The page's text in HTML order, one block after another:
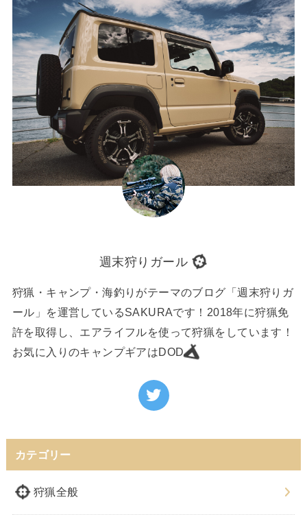
週末狩りガール
狩猟・キャンプ・海釣りがテーマのブログ「週末狩りガ
ール」を運営しているSAKURAです！2018年に狩猟免
許を取得し、エアライフルを使って狩猟をしています！
お気に入りのキャンプギアはDOD
カテゴリー
狩猟全般